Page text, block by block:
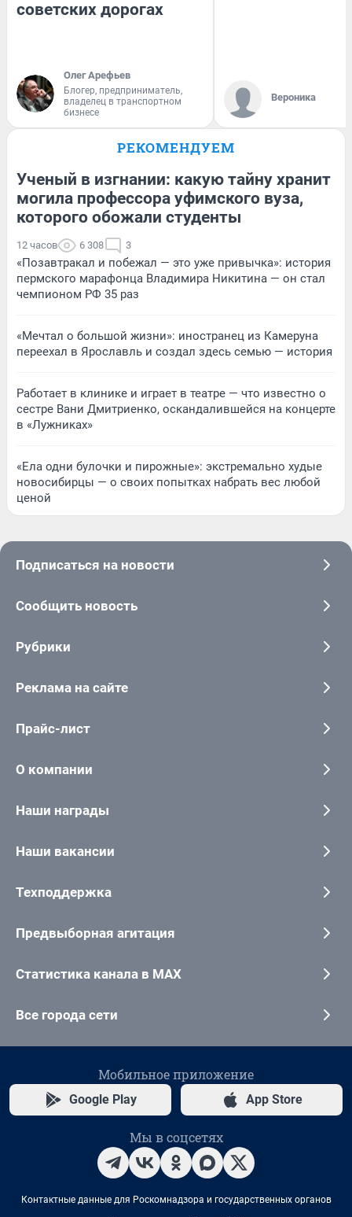
советских дорогах
Олег Арефьев
Блогер, предприниматель,
владелец в транспортном
бизнесе
Вероника
РЕКОМЕНДУЕМ
Ученый в изгнании: какую тайну хранит
могила профессора уфимского вуза,
которого обожали студенты
12 часов 6 308 3
«Позавтракал и побежал — это уже привычка»: история
пермского марафонца Владимира Никитина — он стал
чемпионом РФ 35 раз
«Мечтал о большой жизни»: иностранец из Камеруна
переехал в Ярославль и создал здесь семью — история
Работает в клинике и играет в театре — что известно о
сестре Вани Дмитриенко, оскандалившейся на концерте
в «Лужниках»
«Ела одни булочки и пирожные»: экстремально худые
новосибирцы — о своих попытках набрать вес любой
ценой
Подписаться на новости
Сообщить новость
Рубрики
Реклама на сайте
Прайс-лист
О компании
Наши награды
Наши вакансии
Техподдержка
Предвыборная агитация
Статистика канала в MAX
Все города сети
Мобильное приложение
Google Play App Store
Мы в соцсетях
Контактные данные для Роскомнадзора и государственных органов